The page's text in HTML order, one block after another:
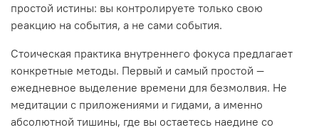
простой истины: вы контролируете только свою
реакцию на события, а не сами события.
Стоическая практика внутреннего фокуса предлагает
конкретные методы. Первый и самый простой —
ежедневное выделение времени для безмолвия. Не
медитации с приложениями и гидами, а именно
абсолютной тишины, где вы остаетесь наедине со